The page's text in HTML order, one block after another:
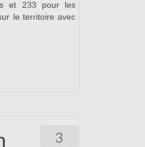
et 233 pour les
le territoire avec
3